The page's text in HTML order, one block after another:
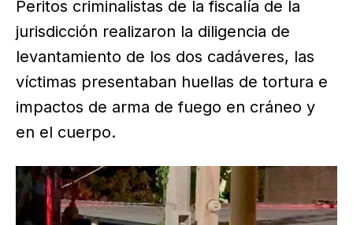
Peritos criminalistas de la fiscalía de la
jurisdicción realizaron la diligencia de
levantamiento de los dos cadáveres, las
víctimas presentaban huellas de tortura e
impactos de arma de fuego en cráneo y
en el cuerpo.